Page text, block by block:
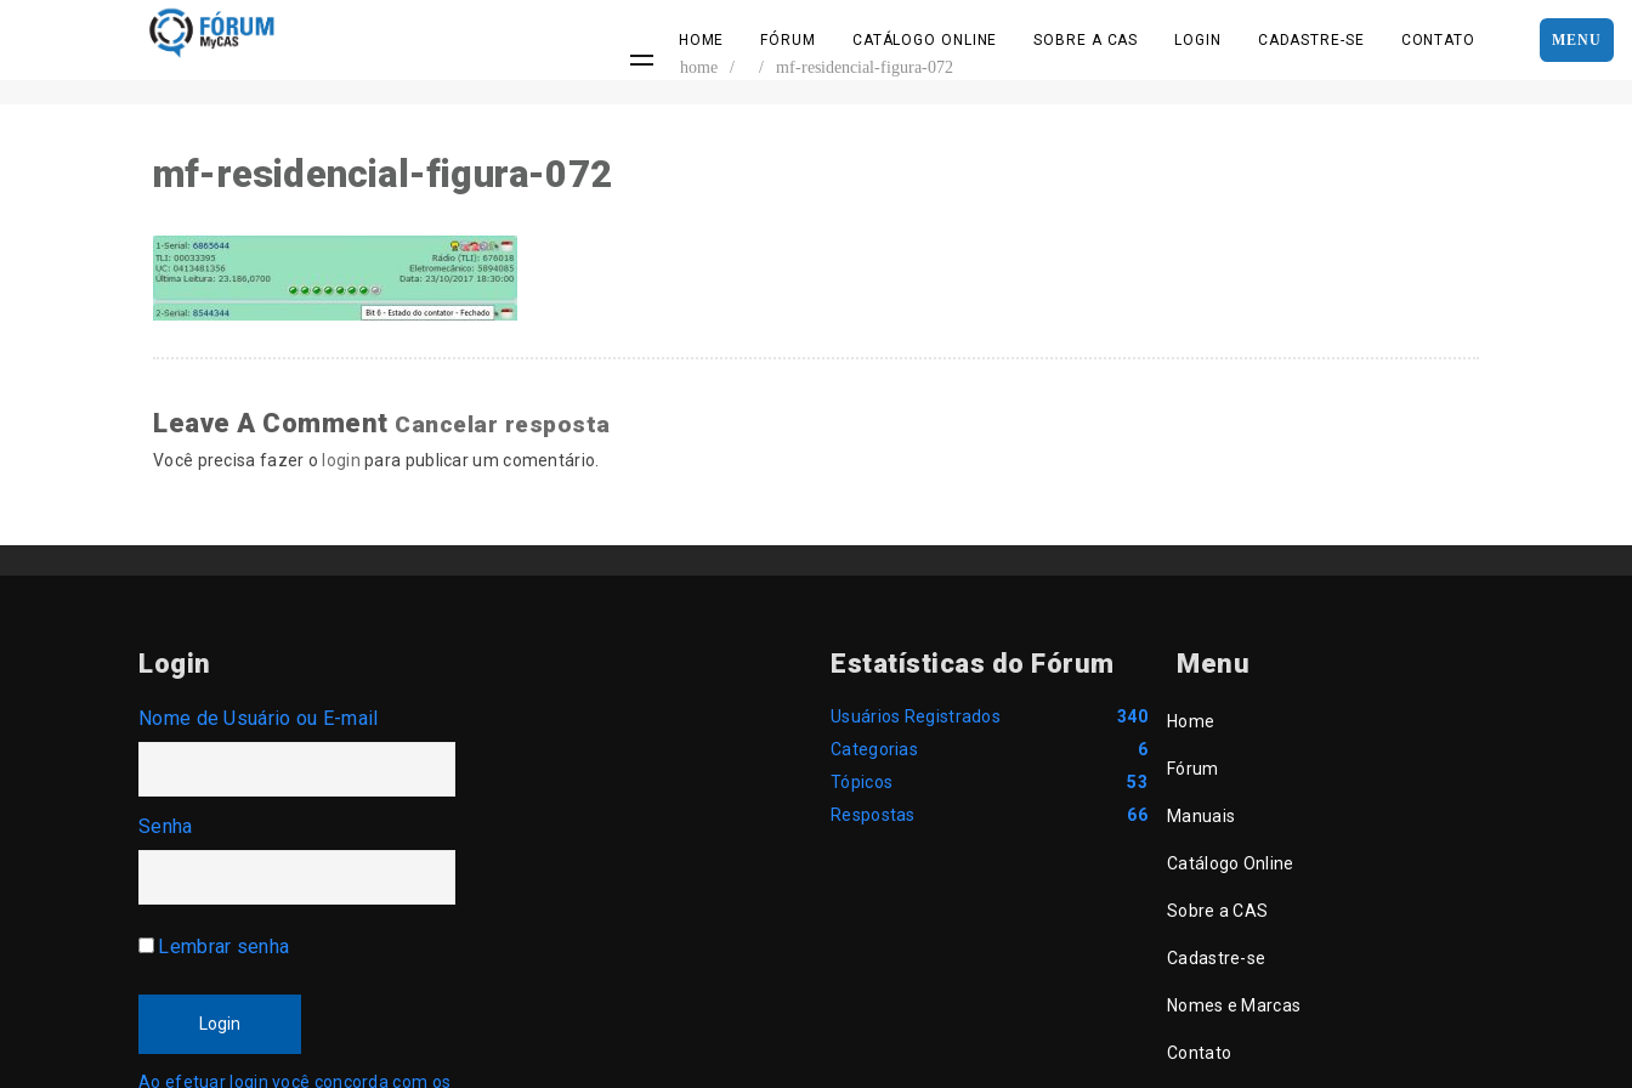
MENU
HOME FÓRUM CATÁLOGO ONLINE SOBRE A CAS LOGIN CADASTRE-SE CONTATO
home / / mf-residencial-figura-072
mf-residencial-figura-072
Leave A Comment Cancelar resposta
Você precisa fazer o login para publicar um comentário.
Login
Nome de Usuário ou E-mail
Senha
Lembrar senha
Login
Ao efetuar login você concorda com os
Estatísticas do Fórum
Usuários Registrados
340
Categorias
6
Tópicos
53
Respostas
66
Menu
Home
Fórum
Manuais
Catálogo Online
Sobre a CAS
Cadastre-se
Nomes e Marcas
Contato